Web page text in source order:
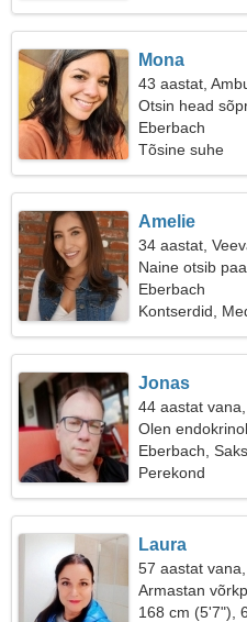
Mona
43 aastat,
Otsin head
Eberbach
Tõsine suhe
Amelie
34 aastat,
Naine otsib
Eberbach
Kontserdid,
Jonas
44 aastat
Olen
Eberbach,
Perekond
Laura
57 aastat
Armastan
168 cm (5'7"),